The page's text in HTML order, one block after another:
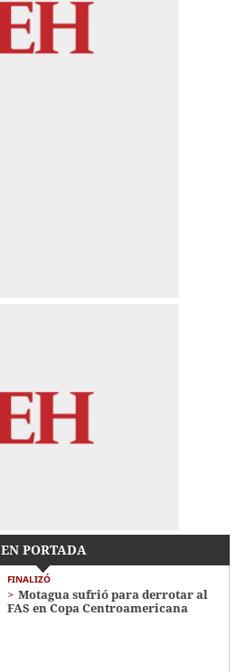
EN PORTADA
FINALIZÓ
Motagua sufrió para derrotar al
FAS en Copa Centroamericana